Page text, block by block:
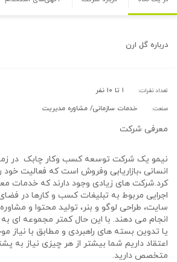
درباره گل ارن
تعداد نفرات: ۱ تا ۱۰ نفر
صنعت: خدمات سازمانی/ مشاوره مدیریت
معرفی شرکت
نیمو یک شرکت توسعه کسب وکار چابک در
کرد.شرکت های زیادی وجود دارند که خدمات
اجرایی مربوط به تبلیغات کسب و کارها در
سایت، طراحی لوگو و بنر، تولید محتوا و
انجام می دهند. با این حال کمتر مجموعه ای به
یا تدوین بسته های راهبردی و مطابق با نیاز
اعتقاد داریم شما بیشتر از هر چیزی نیاز به
متخصص دارید.